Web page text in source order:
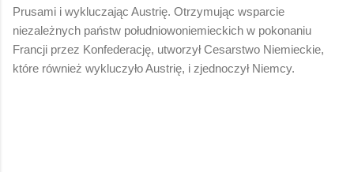
Prusami i wykluczając Austrię. Otrzymując wsparcie
niezależnych państw południowoniemieckich w pokonaniu
Francji przez Konfederację, utworzył Cesarstwo Niemieckie,
które również wykluczyło Austrię, i zjednoczył Niemcy.